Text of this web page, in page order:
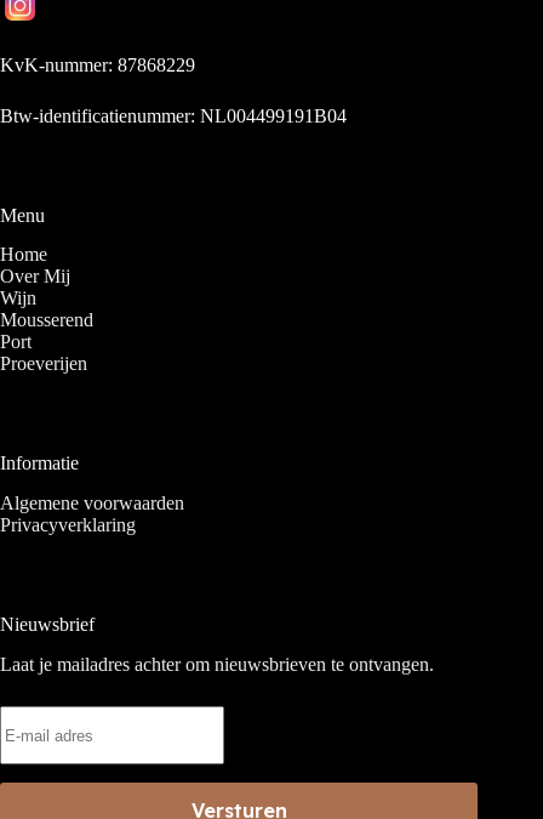
KvK-nummer: 87868229
Btw-identificatienummer: NL004499191B04
Menu
Home
Over Mij
Wijn
Mousserend
Port
Proeverijen
Informatie
Algemene voorwaarden
Privacyverklaring
Nieuwsbrief
Laat je mailadres achter om nieuwsbrieven te ontvangen.